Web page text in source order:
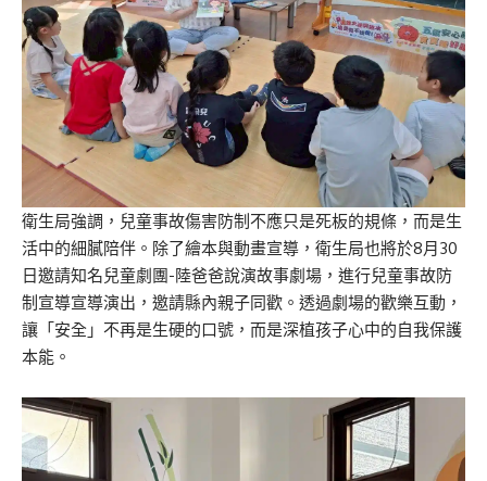
衛生局強調，兒童事故傷害防制不應只是死板的規條，而是生
活中的細膩陪伴。除了繪本與動畫宣導，衛生局也將於8月30
日邀請知名兒童劇團-陸爸爸說演故事劇場，進行兒童事故防
制宣導宣導演出，邀請縣內親子同歡。透過劇場的歡樂互動，
讓「安全」不再是生硬的口號，而是深植孩子心中的自我保護
本能。